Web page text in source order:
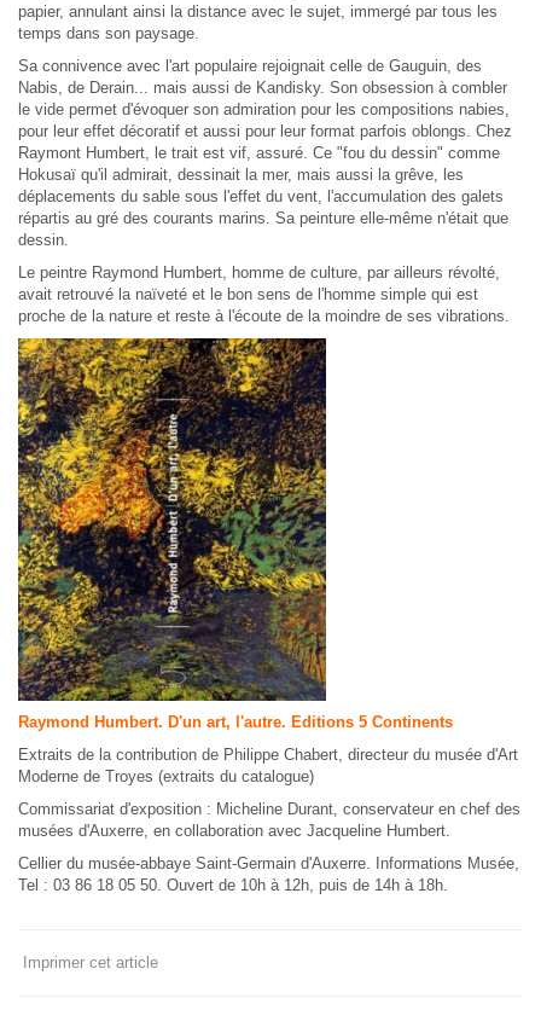
papier, annulant ainsi la distance avec le sujet, immergé par tous les
temps dans son paysage.
Sa connivence avec l'art populaire rejoignait celle de Gauguin, des
Nabis, de Derain... mais aussi de Kandisky. Son obsession à combler
le vide permet d'évoquer son admiration pour les compositions nabies,
pour leur effet décoratif et aussi pour leur format parfois oblongs. Chez
Raymont Humbert, le trait est vif, assuré. Ce "fou du dessin" comme
Hokusaï qu'il admirait, dessinait la mer, mais aussi la grêve, les
déplacements du sable sous l'effet du vent, l'accumulation des galets
répartis au gré des courants marins. Sa peinture elle-même n'était que
dessin.
Le peintre Raymond Humbert, homme de culture, par ailleurs révolté,
avait retrouvé la naïveté et le bon sens de l'homme simple qui est
proche de la nature et reste à l'écoute de la moindre de ses vibrations.
Raymond Humbert. D'un art, l'autre. Editions 5 Continents
Extraits de la contribution de Philippe Chabert, directeur du musée d'Art
Moderne de Troyes (extraits du catalogue)
Commissariat d'exposition : Micheline Durant, conservateur en chef des
musées d'Auxerre, en collaboration avec Jacqueline Humbert.
Cellier du musée-abbaye Saint-Germain d'Auxerre. Informations Musée,
Tel : 03 86 18 05 50. Ouvert de 10h à 12h, puis de 14h à 18h.
Imprimer cet article